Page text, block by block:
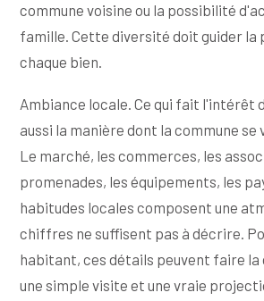
commune voisine ou la possibilité
famille. Cette diversité doit guider la
chaque bien.
Ambiance locale. Ce qui fait l'intérêt
aussi la manière dont la commune se
Le marché, les commerces, les
promenades, les équipements, les
habitudes locales composent une
chiffres ne suffisent pas à décrire.
habitant, ces détails peuvent faire
une simple visite et une vraie